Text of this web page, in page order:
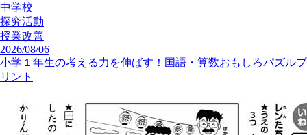
中学校
探究活動
授業改善
2026/08/06
小学１年生の考える力を伸ばす！国語・算数おもしろパズルプ
リント